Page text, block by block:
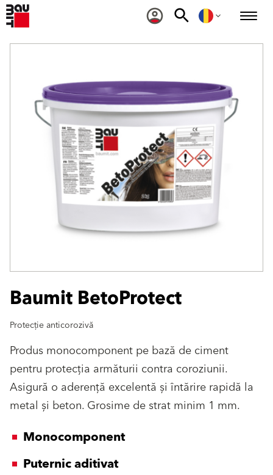
Baumit BetoProtect
Protecție anticorozivă
Produs monocomponent pe bază de ciment
pentru protecția armăturii contra coroziunii.
Asigură o aderență excelentă și întărire rapidă la
metal și beton. Grosime de strat minim 1 mm.
Monocomponent
Puternic aditivat